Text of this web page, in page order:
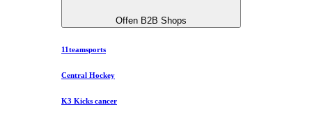
Offen B2B Shops
11teamsports
Central Hockey
K3 Kicks cancer